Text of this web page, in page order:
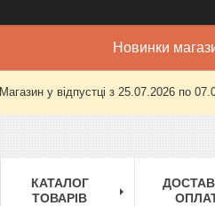
Новинки
Магазин у відпустці з 25.07.2026 по
КАТАЛОГ
ТОВАРІВ